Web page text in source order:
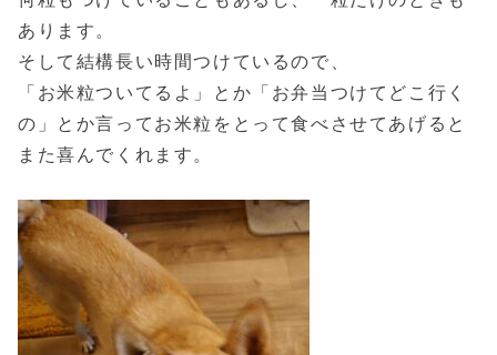
あります。
そして結構長い時間つけているので、
「お米粒ついてるよ」とか「お弁当つけてどこ行く
の」とか言ってお米粒をとって食べさせてあげると
また喜んでくれます。